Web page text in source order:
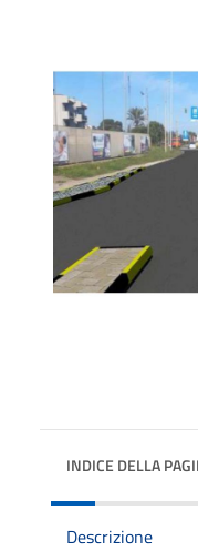
INDICE DELLA
Descrizione